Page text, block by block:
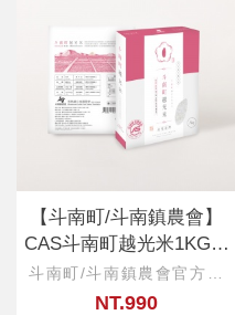
【斗南町/斗南鎮農會】
CAS斗南町越光米1KG*6
入
斗南町/斗南鎮農會官方直
營
NT.990